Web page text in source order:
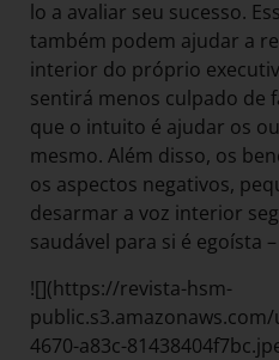
lo a avaliar seu sucesso.
também podem ajudar a
interior do próprio
sentirá menos culpado de
que o intuito é ajudar os
mesmo. Além disso, os
os aspectos negativos,
desarmar a voz interior
saudável para si é egoísta
![](https://revista-hsm-
4670-a83c-